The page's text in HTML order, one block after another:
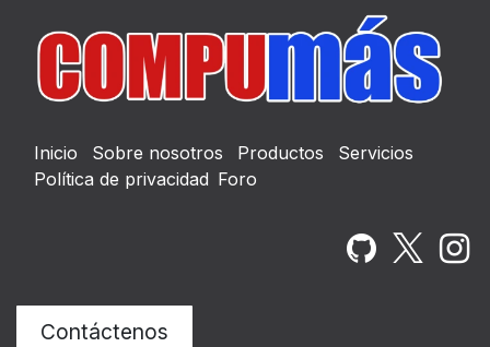
Inicio Sobre nosotros Productos
Servicios
Política de privacidad Foro
Contáctenos